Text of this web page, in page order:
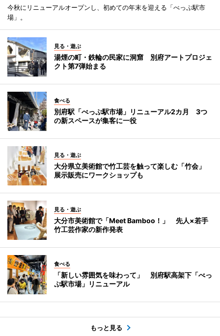
今秋にリニューアルオープンし、初めての年末を迎える「べっぷ駅市
場」。
見る・遊ぶ
湯煙の町・鉄輪の民家に洞窟 別府アートプロジェ
クト第7弾始まる
食べる
別府駅「べっぷ駅市場」リニューアル2カ月 3つ
の新スペースが集客に一役
見る・遊ぶ
大分県立美術館で竹工芸を触って楽しむ「竹会」
展示販売にワークショップも
見る・遊ぶ
大分市美術館で「Meet Bamboo！」 先人×若手
竹工芸作家の新作発表
食べる
「新しい雰囲気を味わって」 別府駅高架下「べっ
ぷ駅市場」リニューアル
もっと見る